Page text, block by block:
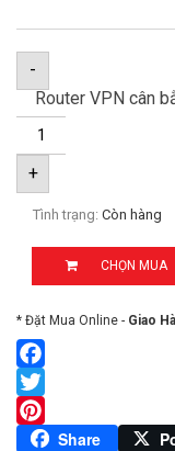
-
Router VPN cân
+
Tình trạng: Còn hàng
CHỌN MUA
* Đặt Mua Online - Giao
Facebook
Twitter
Pinterest
Share